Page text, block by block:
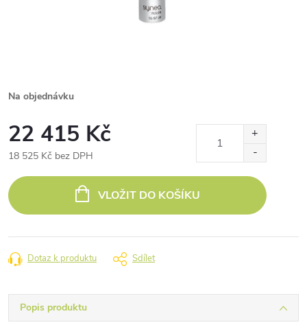
Na objednávku
22 415 Kč
18 525 Kč bez DPH
cena:
VLOŽIT DO KOŠÍKU
Dotaz k produktu Sdílet
Popis produktu